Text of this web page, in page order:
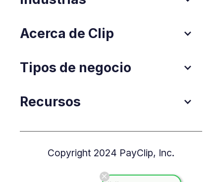
Acerca de Clip
Tipos de negocio
Recursos
Copyright 2024 PayClip, Inc.